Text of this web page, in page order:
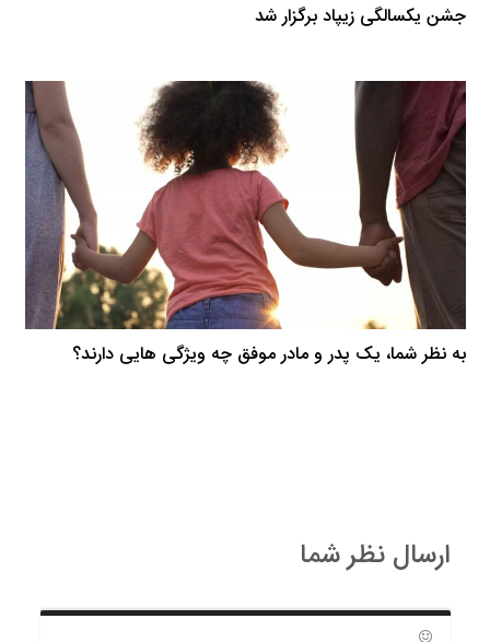
جشن یکسالگی زیپاد برگزار شد
به نظر شما، یک پدر و مادر موفق چه ویژگی هایی دارند؟
ارسال نظر شما